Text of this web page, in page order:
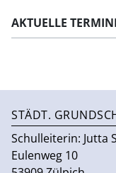
AKTUELLE
STÄDT.
Schulleiterin: Jutta
Eulenweg 10